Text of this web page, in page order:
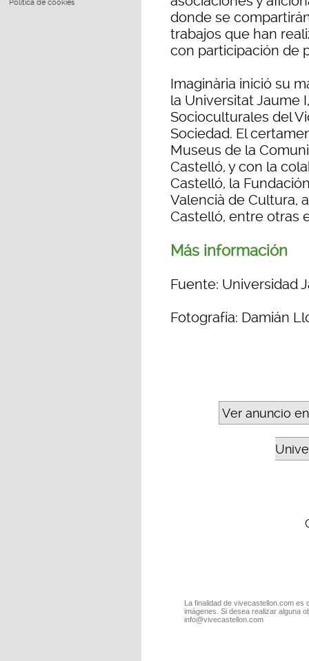
Política de cookies
donde se
trabajos que han
con participación de
Imaginària inició su
la Universitat Jaume
Socioculturales del
Sociedad. El
Museus de la
Castelló, y con la
Castelló, la
Valencià de Cultura,
Castelló, entre otras
Más información
Fuente: Universidad
Fotografía: Damián
Ver anuncio
La finalidad de vivecastellon.com
imágenes. Si desea realizar alguna
info@vivecastellon.com